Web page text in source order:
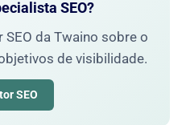
SEO?
da Twaino sobre o
de visibilidade.
SEO